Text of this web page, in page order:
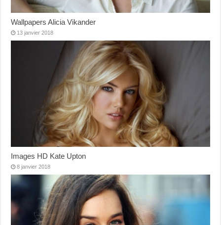
Wallpapers Alicia Vikander
13 janvier 2018
Images HD Kate Upton
8 janvier 2018